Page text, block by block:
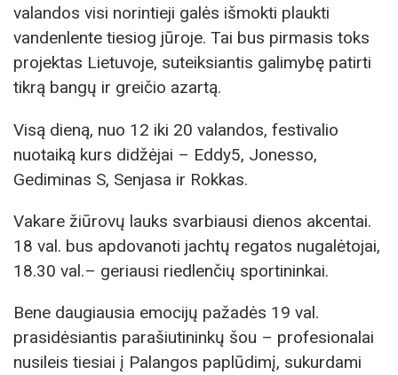
valandos visi norintieji galės išmokti plaukti
vandenlente tiesiog jūroje. Tai bus pirmasis toks
projektas Lietuvoje, suteiksiantis galimybę patirti
tikrą bangų ir greičio azartą.
Visą dieną, nuo 12 iki 20 valandos, festivalio
nuotaiką kurs didžėjai – Eddy5, Jonesso,
Gediminas S, Senjasa ir Rokkas.
Vakare žiūrovų lauks svarbiausi dienos akcentai.
18 val. bus apdovanoti jachtų regatos nugalėtojai,
18.30 val.– geriausi riedlenčių sportininkai.
Bene daugiausia emocijų pažadės 19 val.
prasidėsiantis parašiutininkų šou – profesionalai
nusileis tiesiai į Palangos paplūdimį, sukurdami